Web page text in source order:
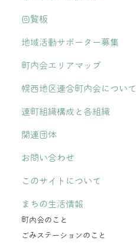
回覧板
地域活動サポーター募集
町内会エリアマップ
幌西地区連合町内会について
連町組織構成と各組織
関連団体
お問い合わせ
このサイトについて
まちの生活情報
町内会のこと
ごみステーションのこと